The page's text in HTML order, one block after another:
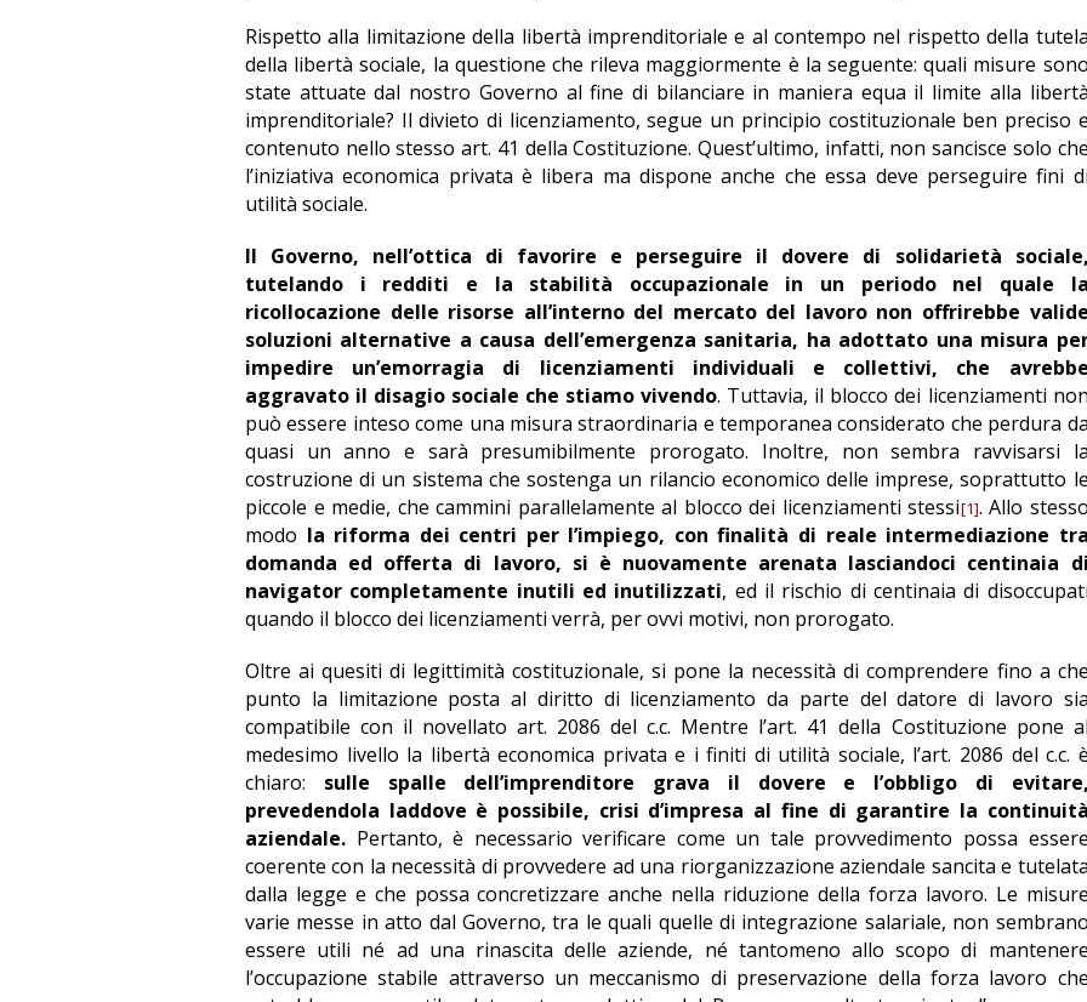
Rispetto alla limitazione della libertà imprenditoriale e al contempo nel rispetto della tutela
della libertà sociale, la questione che rileva maggiormente è la seguente: quali misure sono
state attuate dal nostro Governo al fine di bilanciare in maniera equa il limite alla libertà
imprenditoriale? Il divieto di licenziamento, segue un principio costituzionale ben preciso e
contenuto nello stesso art. 41 della Costituzione. Quest’ultimo, infatti, non sancisce solo che
l’iniziativa economica privata è libera ma dispone anche che essa deve perseguire fini di
utilità sociale.
Il Governo, nell’ottica di favorire e perseguire il dovere di solidarietà sociale,
tutelando i redditi e la stabilità occupazionale in un periodo nel quale la
ricollocazione delle risorse all’interno del mercato del lavoro non offrirebbe valide
soluzioni alternative a causa dell’emergenza sanitaria, ha adottato una misura
impedire un’emorragia di licenziamenti individuali e collettivi, che avrebbe
aggravato il disagio sociale che stiamo vivendo. Tuttavia, il blocco dei licenziamenti non
può essere inteso come una misura straordinaria e temporanea considerato che perdura da
quasi un anno e sarà presumibilmente prorogato. Inoltre, non sembra ravvisarsi la
costruzione di un sistema che sostenga un rilancio economico delle imprese, soprattutto le
piccole e medie, che cammini parallelamente al blocco dei licenziamenti stessi[1]. Allo stesso
modo la riforma dei centri per l’impiego, con finalità di reale intermediazione tra
domanda ed offerta di lavoro, si è nuovamente arenata lasciandoci centinaia di
navigator completamente inutili ed inutilizzati, ed il rischio di centinaia di disoccupati
quando il blocco dei licenziamenti verrà, per ovvi motivi, non prorogato.
Oltre ai quesiti di legittimità costituzionale, si pone la necessità di comprendere fino a che
punto la limitazione posta al diritto di licenziamento da parte del datore di lavoro sia
compatibile con il novellato art. 2086 del c.c. Mentre l’art. 41 della Costituzione pone al
medesimo livello la libertà economica privata e i finiti di utilità sociale, l’art. 2086 del c.c. è
chiaro: sulle spalle dell’imprenditore grava il dovere e l’obbligo di evitare,
prevedendola laddove è possibile, crisi d’impresa al fine di garantire la continuità
aziendale. Pertanto, è necessario verificare come un tale provvedimento possa essere
coerente con la necessità di provvedere ad una riorganizzazione aziendale sancita e tutelata
dalla legge e che possa concretizzare anche nella riduzione della forza lavoro. Le misure
varie messe in atto dal Governo, tra le quali quelle di integrazione salariale, non sembrano
essere utili né ad una rinascita delle aziende, né tantomeno allo scopo di mantenere
l’occupazione stabile attraverso un meccanismo di preservazione della forza lavoro che